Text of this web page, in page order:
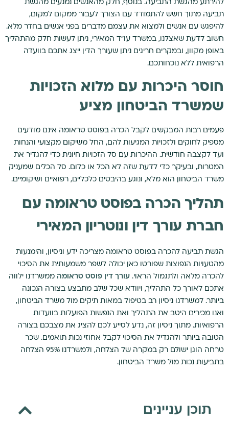
תוכן עניינים
להירתע מהגשת התביעה. בנוסף, חלק מהאנשים נמנעים מהגשת
תביעה מתוך חשש להתמודד עם הצורך לעבור ממקום למקום,
להיפגש עם אנשים ולמצוא את עצמם מדברים בפני אנשים בחדר מלא.
חשוב לדעת שאצלנו, במשרד עו"ד המאירי, ניתן לעשות חלק מהתהליך
באופן מקוון, ובמקרים חריגים ניתן שעורך הדין ייצג אתכם בוועדה
הרפואית ללא נוכחותכם.
חוסר היכרות עם מלוא הזכויות
שמשרד הביטחון מציע
פעמים רבות המבקשים לקבל הכרה בפוסט טראומה אינם מודעים
מספיק לחוקים ולזכויות המגיעות להם, החל משיקום מקצועי והנחות
ועד לקצבה חודשית. ההיכרות עם סל הזכויות חיונית כדי להגדיר את
המטרות, ובעיקר כדי לדעת שזה לא הכל או כלום. סל הכלים שמעניק
משרד הביטחון הוא מלא, ונוגע בהיבטים כלכליים, רפואיים ושיקומיים.
תהליך הכרה בפוסט טראומה עם
חברת עורך דין ונוטריון המאירי
הגשת תביעה להכרה בפוסט טראומה מצריכה ידע וניסיון, והימנעות
מהטעויות הנפוצות שפורטו כאן יכולה לשפר משמעותית את הסיכוי
להכרה מלאה ולתגמול הראוי. עורך דין פוסט טראומה ממשרדנו ילווה
אתכם לאורך כל התהליך, ויוודא שכל שלב מתבצע בצורה הנכונה
ביותר. למשרדנו ניסיון רב בטיפול במאות תיקים מול משרד הביטחון,
ואנו מכירים היטב את התהליך ואת הנפשות הפועלות בוועדות
הרפואיות. מתוך ניסיון זה, נדע לסייע לכם להציג את מצבכם בצורה
הטובה ביותר ולהגדיל את הסיכוי לקבל אחוזי נכות תואמים. שכר
טרחה הוגן ישולם רק במקרה של הצלחה, ולמשרדנו 95% הצלחה
בתביעות נכות מול משרד הביטחון.